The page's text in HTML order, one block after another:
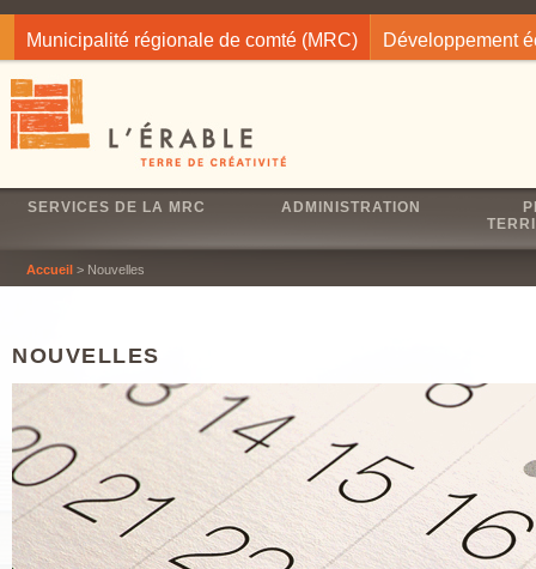
Municipalité régionale de comté (MRC) Développement
SERVICES DE LA MRC ADMINISTRATION
Accueil > Nouvelles
NOUVELLES